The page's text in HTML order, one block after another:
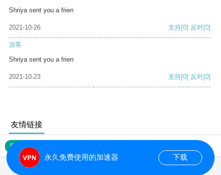
Shriya sent you a frien
2021-10-26 支持[0] 反对[0]
游客
Shriya sent you a frien
2021-10-23 支持[0] 反对[0]
友情链接
网站地图
永久免费使用的加速器 下载